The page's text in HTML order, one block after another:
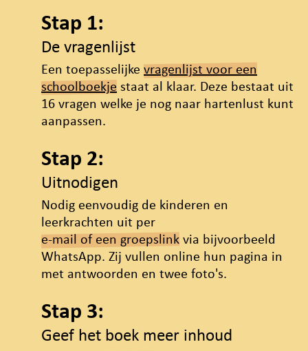
Stap 1:
De vragenlijst
Een toepasselijke vragenlijst voor een
schoolboekje staat al klaar. Deze bestaat uit
16 vragen welke je nog naar hartenlust kunt
aanpassen.
Stap 2:
Uitnodigen
Nodig eenvoudig de kinderen en
leerkrachten uit per
e-mail of een groepslink via bijvoorbeeld
WhatsApp. Zij vullen online hun pagina in
met antwoorden en twee foto's.
Stap 3:
Geef het boek meer inhoud